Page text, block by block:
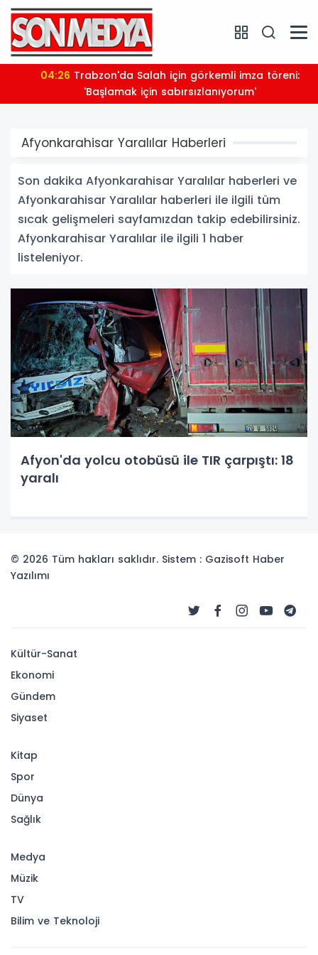
04:26Trabzon'da Salah için görkemli imza töreni:
'Başlamak için sabırsızlanıyorum'
Afyonkarahisar Yaralılar Haberleri
Son dakika Afyonkarahisar Yaralılar haberleri ve
Afyonkarahisar Yaralılar haberleri ile ilgili tüm
sıcak gelişmeleri sayfamızdan takip edebilirsiniz.
Afyonkarahisar Yaralılar ile ilgili 1 haber
listeleniyor.
Afyon'da yolcu otobüsü ile TIR çarpıştı: 18
yaralı
© 2026 Tüm hakları saklıdır. Sistem : Gazisoft Haber
Yazılımı
Kültür-Sanat
Ekonomi
Gündem
Siyaset
Kitap
Spor
Dünya
Sağlık
Medya
Müzik
TV
Bilim ve Teknoloji